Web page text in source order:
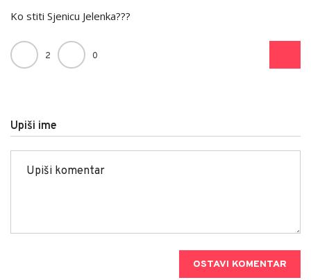
Ko stiti Sjenicu Jelenka???
2 0
Upiši ime
OSTAVI KOMENTAR